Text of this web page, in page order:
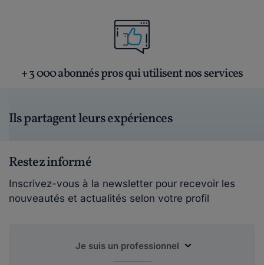
+ 3 000 abonnés pros qui utilisent nos services
Ils partagent leurs expériences
Restez informé
Inscrivez-vous à la newsletter pour recevoir les
nouveautés et actualités selon votre profil